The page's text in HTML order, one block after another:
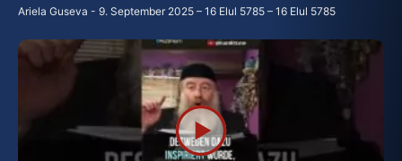
Ariela Guseva 9. September 2025 – 16 Elul 5785 – 16 Elul 5785